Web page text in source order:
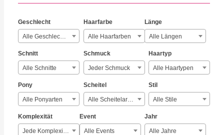
Geschlecht
Alle Geschlechter
Haarfarbe
Alle Haarfarben
Länge
Alle Längen
Schnitt
Alle Schnitte
Schmuck
Jeder Schmuck
Haartyp
Alle Haartypen
Pony
Alle Ponyarten
Scheitel
Alle Scheitelarten
Stil
Alle Stile
Komplexität
Jede Komplexität
Event
Alle Events
Jahr
Alle Jahre